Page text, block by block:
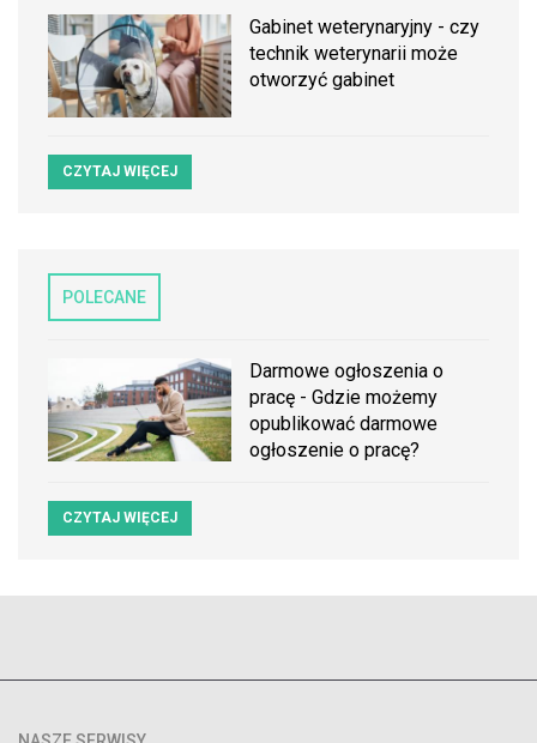
Gabinet weterynaryjny - czy
technik weterynarii może
otworzyć gabinet
CZYTAJ WIĘCEJ
POLECANE
Darmowe ogłoszenia o
pracę - Gdzie możemy
opublikować darmowe
ogłoszenie o pracę?
CZYTAJ WIĘCEJ